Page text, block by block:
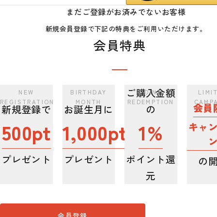
まだご登録がお済みでないお客様
新規会員登録で下記の特典をご利用いただけます。
会員特典
新規登録で
500pt
プレゼント
お誕生月に
1,000pt
プレゼント
ご購入金額
の
1%
ポイント還
元
会員
キャ
ン
の